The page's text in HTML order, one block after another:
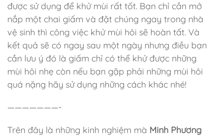
được sử dụng để khử mùi rất tốt. Bạn chỉ cần mở
nắp một chai giấm và đặt chúng ngay trong nhà
vệ sinh thì công việc khử mùi hôi sẽ hoàn tất. Và
kết quả sẽ có ngay sau một ngày nhưng điều bạn
cần lưu ý đó là giấm chỉ có thể khử được những
mùi hôi nhẹ còn nếu bạn gặp phải những mùi hôi
quá nặng hãy sử dụng những cách khác nhé!
———————-
Trên đây là những kinh nghiệm mà Minh Phương